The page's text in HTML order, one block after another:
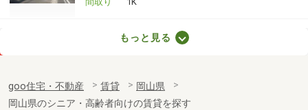
専有面積
28.02m²
間取り
1K
もっと見る
goo住宅・不動産 賃貸
岡山県
岡山県のシニア・高齢者向けの賃貸を探す